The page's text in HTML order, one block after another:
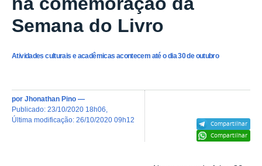
Semana do Livro
Atividades culturais e acadêmicas acontecem até o dia 30 de outubro
Compartilhar
Compartilhar
por Jhonathan Pino —
publicado: 23/10/2020 18h06
última modificação: 26/10/2020 09h12